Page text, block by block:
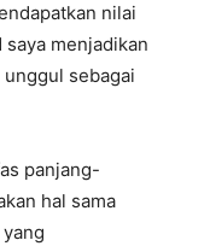
nilai
menjadikan
sebagai
panjang-
hal sama